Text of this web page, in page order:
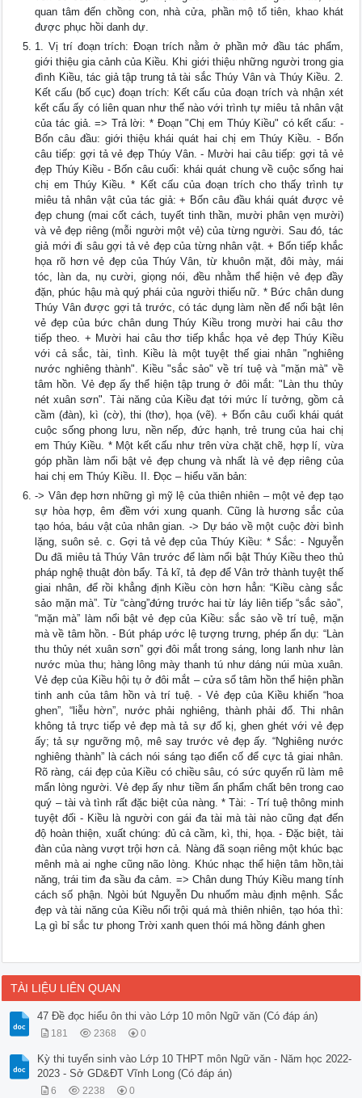
quan tâm đến chồng con, nhà cửa, phần mộ tổ tiên, khao khát
được phục hồi danh dự.
1. Vị trí đoạn trích: Đoạn trích nằm ở phần mở đầu tác phẩm,
giới thiệu gia cảnh của Kiều. Khi giới thiệu những người trong gia
đình Kiều, tác giả tập trung tả tài sắc Thúy Vân và Thúy Kiều. 2.
Kết cấu (bố cục) đoạn trích: Kết cấu của đoạn trích và nhận xét
kết cấu ấy có liên quan như thế nào với trình tự miêu tả nhân vật
của tác giả. => Trả lời: * Đoạn "Chị em Thúy Kiều" có kết cấu: -
Bốn câu đầu: giới thiệu khái quát hai chị em Thúy Kiều. - Bốn
câu tiếp: gợi tả vẻ đẹp Thúy Vân. - Mười hai câu tiếp: gợi tả vẻ
đẹp Thúy Kiều - Bốn câu cuối: khái quát chung về cuộc sống hai
chị em Thúy Kiều. * Kết cấu của đoạn trích cho thấy trình tự
miêu tả nhân vật của tác giả: + Bốn câu đầu khái quát được vẻ
đẹp chung (mai cốt cách, tuyết tinh thần, mười phân vẹn mười)
và vẻ đẹp riêng (mỗi người một vẻ) của từng người. Sau đó, tác
giả mới đi sâu gợi tả vẻ đẹp của từng nhân vật. + Bốn tiếp khắc
họa rõ hơn vẻ đẹp của Thúy Vân, từ khuôn mặt, đôi mày, mái
tóc, làn da, nụ cười, giọng nói, đều nhằm thể hiện vẻ đẹp đầy
đặn, phúc hậu mà quý phái của người thiếu nữ. * Bức chân dung
Thúy Vân được gợi tả trước, có tác dụng làm nền để nổi bật lên
vẻ đẹp của bức chân dung Thúy Kiều trong mười hai câu thơ
tiếp theo. + Mười hai câu thơ tiếp khắc họa vẻ đẹp Thúy Kiều
với cả sắc, tài, tình. Kiều là một tuyệt thế giai nhân "nghiêng
nước nghiêng thành". Kiều "sắc sảo" về trí tuệ và "mặn mà" về
tâm hồn. Vẻ đẹp ấy thể hiện tập trung ở đôi mắt: "Làn thu thủy
nét xuân sơn". Tài năng của Kiều đạt tới mức lí tưởng, gồm cả
cầm (đàn), kì (cờ), thi (thơ), họa (vẽ). + Bốn câu cuối khái quát
cuộc sống phong lưu, nền nếp, đức hạnh, trẻ trung của hai chị
em Thúy Kiều. * Một kết cấu như trên vừa chặt chẽ, hợp lí, vừa
góp phần làm nổi bật vẻ đẹp chung và nhất là vẻ đẹp riêng của
hai chị em Thúy Kiều. II. Đọc – hiểu văn bản:
-> Vân đẹp hơn những gì mỹ lệ của thiên nhiên – một vẻ đẹp tạo
sự hòa hợp, êm đềm với xung quanh. Cũng là hương sắc của
tạo hóa, báu vật của nhân gian. -> Dự báo về một cuộc đời bình
lặng, suôn sẻ. c. Gợi tả vẻ đẹp của Thúy Kiều: * Sắc: - Nguyễn
Du đã miêu tả Thúy Vân trước để làm nổi bật Thúy Kiều theo thủ
pháp nghệ thuật đòn bẩy. Tả kĩ, tả đẹp để Vân trở thành tuyệt thế
giai nhân, để rồi khẳng định Kiều còn hơn hẳn: “Kiều càng sắc
sảo mặn mà”. Từ “càng”đứng trước hai từ láy liên tiếp “sắc sảo”,
“mặn mà” làm nổi bật vẻ đẹp của Kiều: sắc sảo về trí tuệ, mặn
mà về tâm hồn. - Bút pháp ước lệ tượng trưng, phép ẩn dụ: “Làn
thu thủy nét xuân sơn” gợi đôi mắt trong sáng, long lanh như làn
nước mùa thu; hàng lông mày thanh tú như dáng núi mùa xuân.
Vẻ đẹp của Kiều hội tụ ở đôi mắt – cửa sổ tâm hồn thể hiện phần
tinh anh của tâm hồn và trí tuệ. - Vẻ đẹp của Kiều khiến “hoa
ghen”, “liễu hờn”, nước phải nghiêng, thành phải đổ. Thi nhân
không tả trực tiếp vẻ đẹp mà tả sự đố kị, ghen ghét với vẻ đẹp
ấy; tả sự ngưỡng mộ, mê say trước vẻ đẹp ấy. “Nghiêng nước
nghiêng thành” là cách nói sáng tạo điển cố để cực tả giai nhân.
Rõ ràng, cái đẹp của Kiều có chiều sâu, có sức quyến rũ làm mê
mẩn lòng người. Vẻ đẹp ấy như tiềm ẩn phẩm chất bên trong cao
quý – tài và tình rất đặc biệt của nàng. * Tài: - Trí tuệ thông minh
tuyệt đối - Kiều là người con gái đa tài mà tài nào cũng đạt đến
độ hoàn thiện, xuất chúng: đủ cả cầm, kì, thi, họa. - Đặc biệt, tài
đàn của nàng vượt trội hơn cả. Nàng đã soạn riêng một khúc bạc
mênh mà ai nghe cũng não lòng. Khúc nhạc thể hiện tâm hồn,tài
năng, trái tim đa sầu đa cảm. => Chân dung Thúy Kiều mang tính
cách số phận. Ngòi bút Nguyễn Du nhuốm màu định mệnh. Sắc
đẹp và tài năng của Kiều nổi trội quá mà thiên nhiên, tạo hóa thì:
Lạ gì bỉ sắc tư phong Trời xanh quen thói má hồng đánh ghen
TÀI LIỆU LIÊN QUAN
47 Đề đọc hiểu ôn thi vào Lớp 10 môn Ngữ văn (Có đáp án)
181 2368 0
Kỳ thi tuyển sinh vào Lớp 10 THPT môn Ngữ văn - Năm học 2022-
2023 - Sở GD&ĐT Vĩnh Long (Có đáp án)
6 2238 0